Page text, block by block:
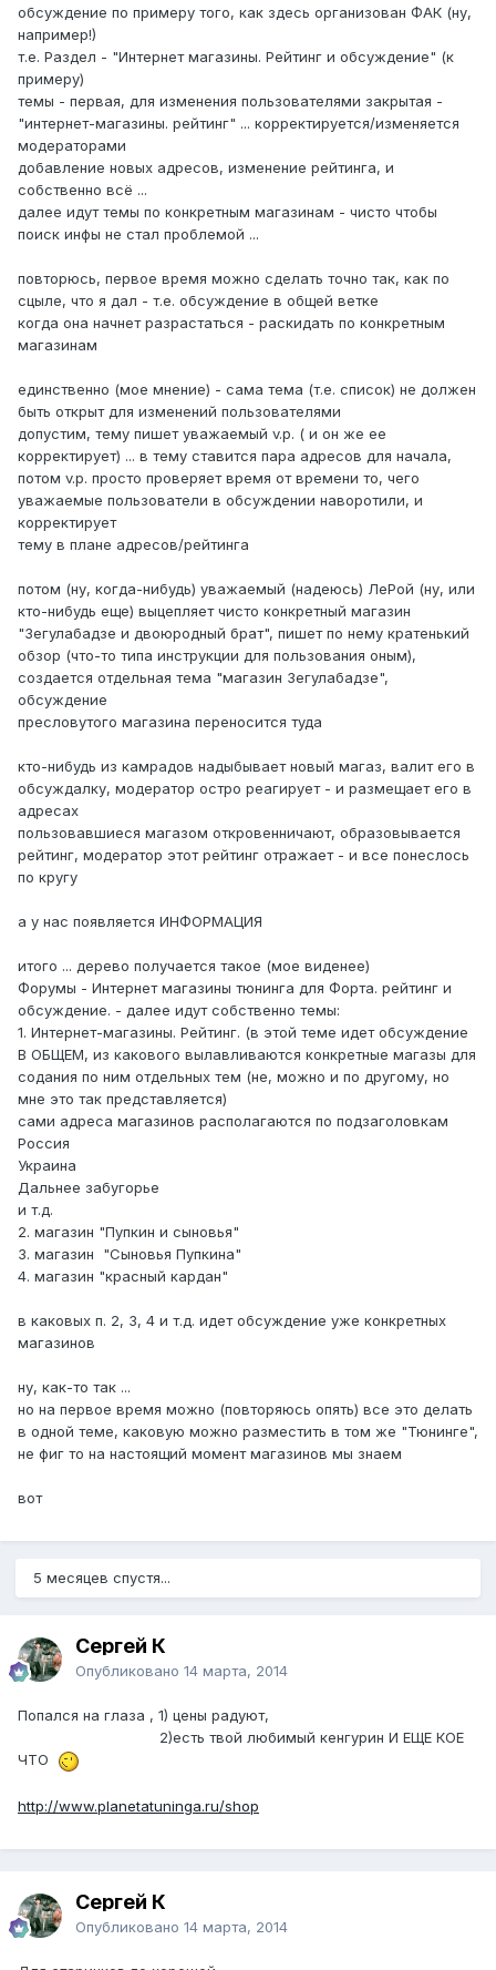
обсуждение по примеру того, как здесь организован ФАК (ну,
например!)
т.е. Раздел - "Интернет магазины. Рейтинг и обсуждение" (к
примеру)
темы - первая, для изменения пользователями закрытая -
"интернет-магазины. рейтинг" ... корректируется/изменяется
модераторами
добавление новых адресов, изменение рейтинга, и
собственно всё ...
далее идут темы по конкретным магазинам - чисто чтобы
поиск инфы не стал проблемой ...
повторюсь, первое время можно сделать точно так, как по
сцыле, что я дал - т.е. обсуждение в общей ветке
когда она начнет разрастаться - раскидать по конкретным
магазинам
единственно (мое мнение) - сама тема (т.е. список) не должен
быть открыт для изменений пользователями
допустим, тему пишет уважаемый v.p. ( и он же ее
корректирует) ... в тему ставится пара адресов для начала,
потом v.p. просто проверяет время от времени то, чего
уважаемые пользователи в обсуждении наворотили, и
корректирует
тему в плане адресов/рейтинга
потом (ну, когда-нибудь) уважаемый (надеюсь) ЛеРой (ну, или
кто-нибудь еще) выцепляет чисто конкретный магазин
"Зегулабадзе и двоюродный брат", пишет по нему кратенький
обзор (что-то типа инструкции для пользования оным),
создается отдельная тема "магазин Зегулабадзе",
обсуждение
пресловутого магазина переносится туда
кто-нибудь из камрадов надыбывает новый магаз, валит его в
обсуждалку, модератор остро реагирует - и размещает его в
адресах
пользовавшиеся магазом откровенничают, образовывается
рейтинг, модератор этот рейтинг отражает - и все понеслось
по кругу
а у нас появляется ИНФОРМАЦИЯ
итого ... дерево получается такое (мое виденее)
Форумы - Интернет магазины тюнинга для Форта. рейтинг и
обсуждение. - далее идут собственно темы:
1. Интернет-магазины. Рейтинг. (в этой теме идет обсуждение
В ОБЩЕМ, из какового вылавливаются конкретные магазы для
содания по ним отдельных тем (не, можно и по другому, но
мне это так представляется)
сами адреса магазинов располагаются по подзаголовкам
Россия
Украина
Дальнее забугорье
и т.д.
2. магазин "Пупкин и сыновья"
3. магазин "Сыновья Пупкина"
4. магазин "красный кардан"
в каковых п. 2, 3, 4 и т.д. идет обсуждение уже конкретных
магазинов
ну, как-то так ...
но на первое время можно (повторяюсь опять) все это делать
в одной теме, каковую можно разместить в том же "Тюнинге",
не фиг то на настоящий момент магазинов мы знаем
вот
5 месяцев спустя...
Сергей К
Опубликовано 14 марта, 2014
Попался на глаза , 1) цены радуют,
2)есть твой любимый кенгурин И ЕЩЕ КОЕ
ЧТО
http://www.planetatuninga.ru/shop
Сергей К
Опубликовано 14 марта, 2014